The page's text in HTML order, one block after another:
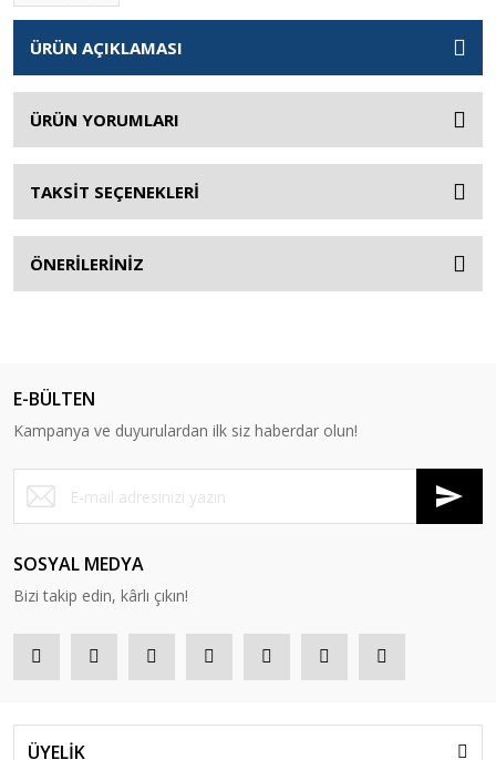
ÜRÜN AÇIKLAMASI
ÜRÜN YORUMLARI
TAKSİT SEÇENEKLERİ
ÖNERİLERİNİZ
E-BÜLTEN
Kampanya ve duyurulardan ilk siz haberdar olun!
SOSYAL MEDYA
Bizi takip edin, kârlı çıkın!
ÜYELİK